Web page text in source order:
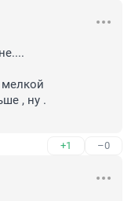
, ну .
+1 –0